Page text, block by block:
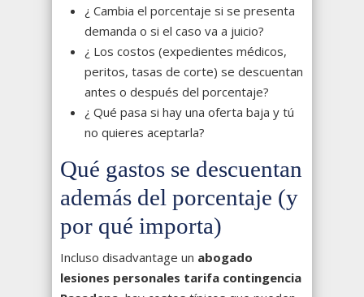
¿ Cambia el porcentaje si se presenta
demanda o si el caso va a juicio?
¿ Los costos (expedientes médicos,
peritos, tasas de corte) se descuentan
antes o después del porcentaje?
¿ Qué pasa si hay una oferta baja y tú
no quieres aceptarla?
Qué gastos se descuentan
además del porcentaje (y
por qué importa)
Incluso disadvantage un abogado
lesiones personales tarifa contingencia